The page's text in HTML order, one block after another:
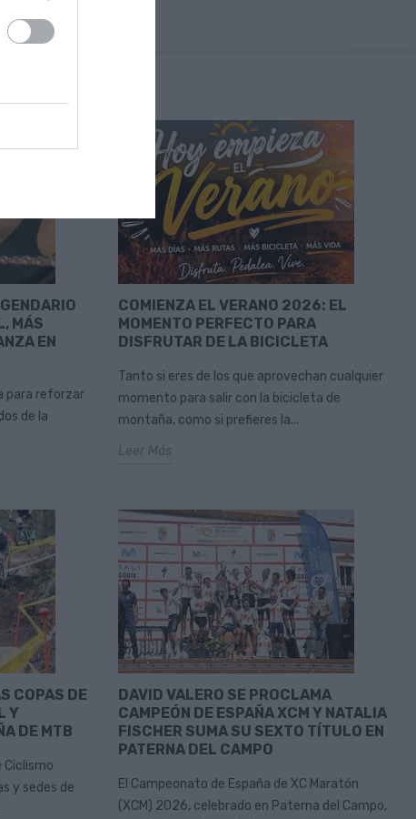
MÁS
EN
para reforzar
de la
COMIENZA EL VERANO 2026: EL
MOMENTO PERFECTO PARA
DISFRUTAR DE LA BICICLETA
Tanto si eres de los que aprovechan cualquier
momento para salir con la bicicleta de
montaña, como si prefieres la...
Leer Más
COPAS DE
Y
DE MTB
Ciclismo
y sedes de
DAVID VALERO SE PROCLAMA
CAMPEÓN DE ESPAÑA XCM Y NATALIA
FISCHER SUMA SU SEXTO TÍTULO EN
PATERNA DEL CAMPO
El Campeonato de España de XC Maratón
(XCM) 2026, celebrado en Paterna del Campo,